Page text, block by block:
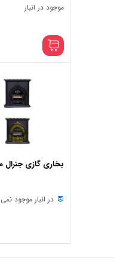
موجود در انبار
بخاری گازی جنرال مدل
در انبار موجود